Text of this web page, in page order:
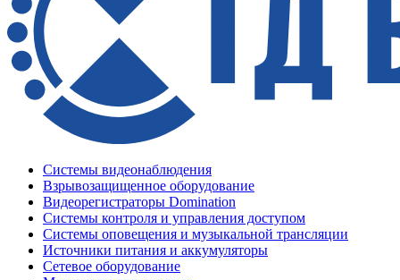
Системы видеонаблюдения
Взрывозащищенное оборудование
Видеорегистраторы Domination
Системы контроля и управления доступом
Системы оповещения и музыкальной трансляции
Источники питания и аккумуляторы
Сетевое оборудование